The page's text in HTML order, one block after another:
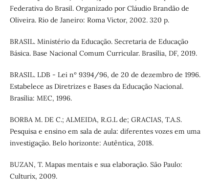
Federativa do Brasil. Organizado por Cláudio Brandão de
Oliveira. Rio de Janeiro: Roma Victor, 2002. 320 p.
BRASIL. Ministério da Educação. Secretaria de Educação
Básica. Base Nacional Comum Curricular. Brasília, DF, 2019.
BRASIL. LDB - Lei nº 9394/96, de 20 de dezembro de 1996.
Estabelece as Diretrizes e Bases da Educação Nacional.
Brasília: MEC, 1996.
BORBA M. DE C.; ALMEIDA, R.G.L de; GRACIAS, T.A.S.
Pesquisa e ensino em sala de aula: diferentes vozes em uma
investigação. Belo horizonte: Autêntica, 2018.
BUZAN, T. Mapas mentais e sua elaboração. São Paulo:
Culturix, 2009.